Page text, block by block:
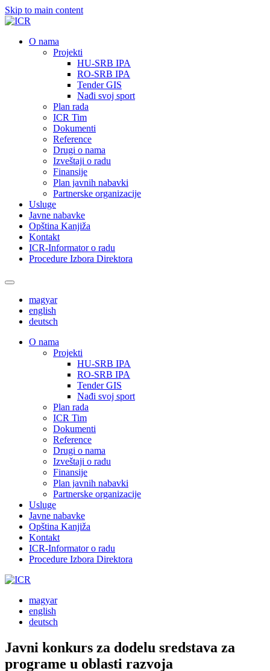
Skip to main content
О nama
Projekti
HU-SRB IPA
RO-SRB IPA
Tender GIS
Nađi svoj sport
Plan rada
ICR Tim
Dokumenti
Reference
Drugi o nama
Izveštaji o radu
Finansije
Plan javnih nabavki
Partnerske organizacije
Usluge
Javne nabavke
Opština Kanjiža
Kontakt
ICR-Informator o radu
Procedure Izbora Direktora
magyar
english
deutsch
О nama
Projekti
HU-SRB IPA
RO-SRB IPA
Tender GIS
Nađi svoj sport
Plan rada
ICR Tim
Dokumenti
Reference
Drugi o nama
Izveštaji o radu
Finansije
Plan javnih nabavki
Partnerske organizacije
Usluge
Javne nabavke
Opština Kanjiža
Kontakt
ICR-Informator o radu
Procedure Izbora Direktora
magyar
english
deutsch
Javni konkurs za dodelu sredstava za
programe u oblasti razvoja